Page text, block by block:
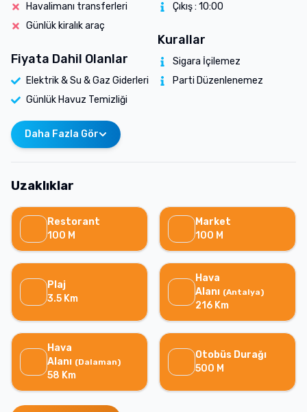
Havalimanı transferleri
Günlük kiralık araç
Fiyata Dahil Olanlar
Elektrik & Su & Gaz Giderleri
Günlük Havuz Temizliği
Çıkış : 10:00
Kurallar
Sigara İçilemez
Parti Düzenlenemez
Daha Fazla Gör
Uzaklıklar
Restorant
100 M
Market
100 M
Plaj
3.5 Km
Hava
Alanı (Antalya)
216 Km
Hava
Alanı (Dalaman)
58 Km
Otobüs Durağı
500 M